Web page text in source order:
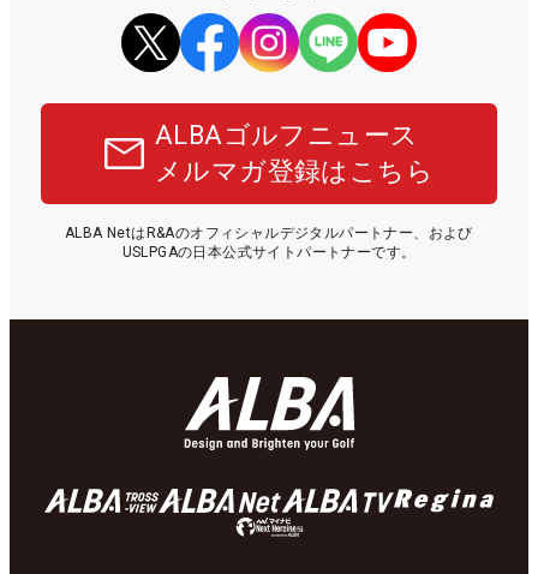
ALBAゴルフニュース
メルマガ登録はこちら
ALBA NetはR&Aのオフィシャルデジタルパートナー、および
USLPGAの日本公式サイトパートナーです。